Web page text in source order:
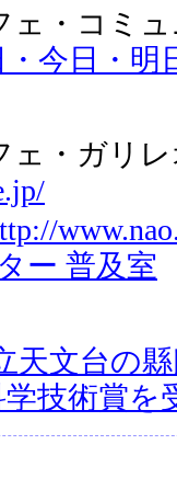
ェ・コミ
今日・明
ェ・ガリ
ー 普及室
天文台の
技術賞を